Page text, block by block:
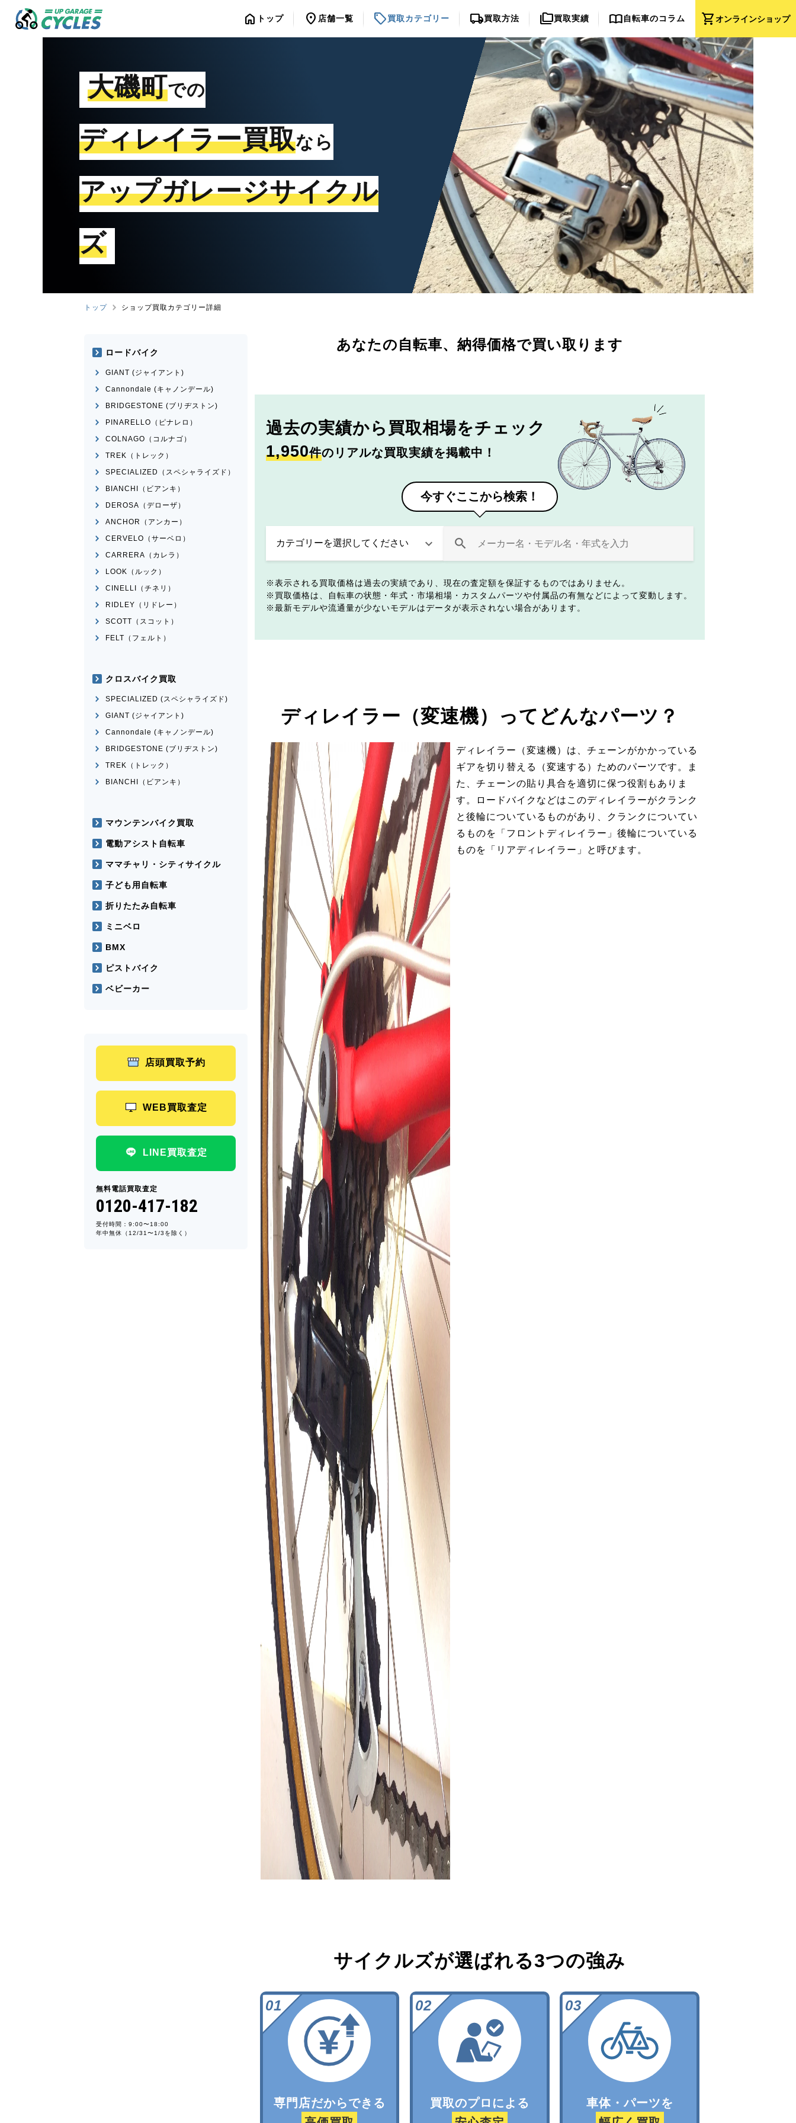
shopping_cartオンラインショップ
home トップ location_on 店舗一覧 sell買取カテゴリー local_shipping買取方法 folder_copy買取実績 import_contacts自転車のコラム
大磯町での
ディレイラー買取なら
アップガレージサイクル
ズ
トップ ショップ買取カテゴリー詳細
あなたの自転車、 納得価格で買い取ります
過去の実績から 買取相場をチェック
1,950件のリアルな買取実績を掲載中！
今すぐここから検索！
表示される買取価格は過去の実績であり、現在の査定額を保証するものではありません。
買取価格は、自転車の状態・年式・市場相場・カスタムパーツや付属品の有無などによって変動します。
最新モデルや流通量が少ないモデルはデータが表示されない場合があります。
ディレイラー（変速機）ってどんなパーツ？
ディレイラー（変速機）は、チェーンがかかっている
ギアを切り替える（変速する）ためのパーツです。ま
た、チェーンの貼り具合を適切に保つ役割もありま
す。ロードバイクなどはこのディレイラーがクランク
と後輪についているものがあり、クランクについてい
るものを「フロントディレイラー」後輪についている
ものを「リアディレイラー」と呼びます。
サイクルズが選ばれる3つの強み
専門店だからできる
買取のプロによる
車体・パーツを
ロードバイク
GIANT (ジャイアント)
Cannondale (キャノンデール)
BRIDGESTONE (ブリヂストン)
PINARELLO（ピナレロ）
COLNAGO（コルナゴ）
TREK（トレック）
SPECIALIZED（スペシャライズド）
BIANCHI（ビアンキ）
DEROSA（デローザ）
ANCHOR（アンカー）
CERVELO（サーベロ）
CARRERA（カレラ）
LOOK（ルック）
CINELLI（チネリ）
RIDLEY（リドレー）
SCOTT（スコット）
FELT（フェルト）
クロスバイク買取
SPECIALIZED (スペシャライズド)
GIANT (ジャイアント)
Cannondale (キャノンデール)
BRIDGESTONE (ブリヂストン)
TREK（トレック）
BIANCHI（ビアンキ）
マウンテンバイク買取
電動アシスト自転車
ママチャリ・シティサイクル
子ども用自転車
折りたたみ自転車
ミニベロ
BMX
ピストバイク
ベビーカー
店頭買取予約
WEB買取査定
LINE買取査定
無料電話買取査定
0120-417-182
受付時間：9:00〜18:00
年中無休（12/31〜1/3を除く）